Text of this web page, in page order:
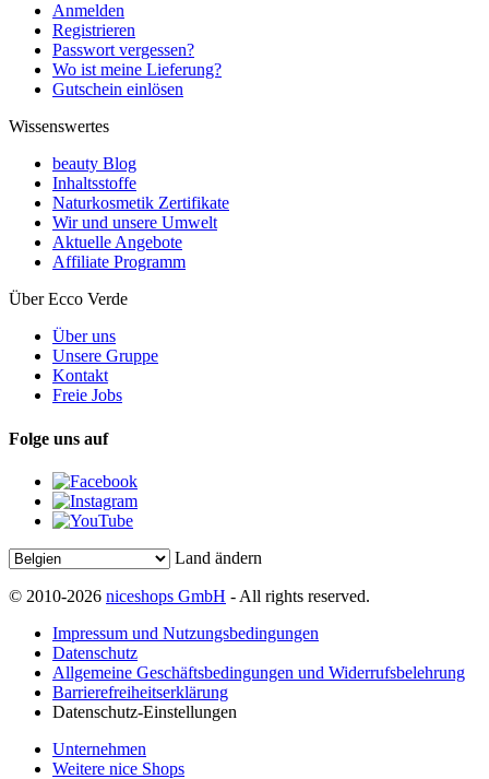
Anmelden
Registrieren
Passwort vergessen?
Wo ist meine Lieferung?
Gutschein einlösen
Wissenswertes
beauty Blog
Inhaltsstoffe
Naturkosmetik Zertifikate
Wir und unsere Umwelt
Aktuelle Angebote
Affiliate Programm
Über Ecco Verde
Über uns
Unsere Gruppe
Kontakt
Freie Jobs
Folge uns auf
Land ändern
© 2010-2026 niceshops GmbH - All rights reserved.
Impressum und Nutzungsbedingungen
Datenschutz
Allgemeine Geschäftsbedingungen und Widerrufsbelehrung
Barrierefreiheitserklärung
Datenschutz-Einstellungen
Unternehmen
Weitere nice Shops